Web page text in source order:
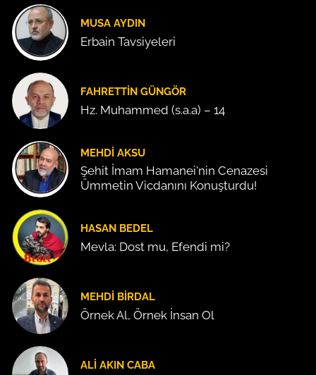
MUSA AYDIN
Erbain Tavsiyeleri
FAHRETTIN GÜNGÖR
Hz. Muhammed (s.a.a) – 14
MEHDI AKSU
Şehit İmam Hamanei'nin Cenazesi
Ümmetin Vicdanını Konuşturdu!
HASAN BEDEL
Mevla: Dost mu, Efendi mi?
MEHDI BIRDAL
Örnek Al, Örnek İnsan Ol
ALI AKIN CABA